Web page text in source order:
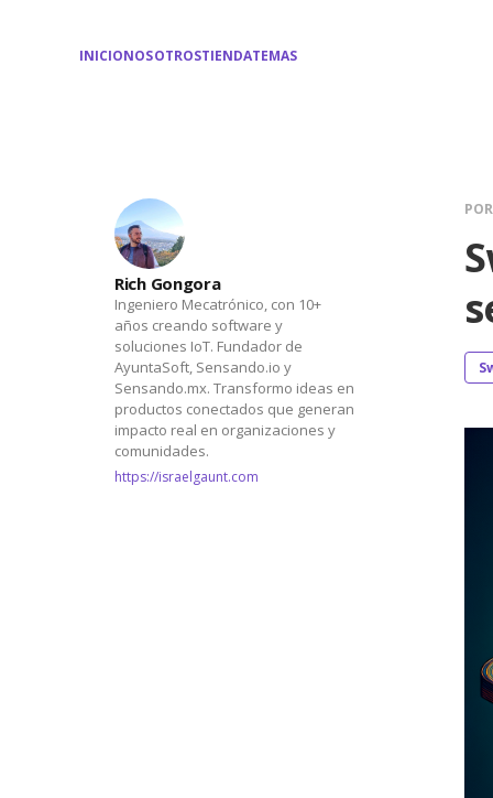
INICIONOSOTROSTIENDATEMAS
Rich Gongora
Ingeniero Mecatrónico, con 10+
años creando software y
soluciones IoT. Fundador de
AyuntaSoft, Sensando.io y
Sensando.mx. Transformo ideas en
productos conectados que generan
impacto real en organizaciones y
comunidades.
https://israelgaunt.com
POR